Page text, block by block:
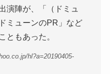
演陣が、「（ドミュ
ミューンのPR」など
ともあった。
hl?a=20190405-